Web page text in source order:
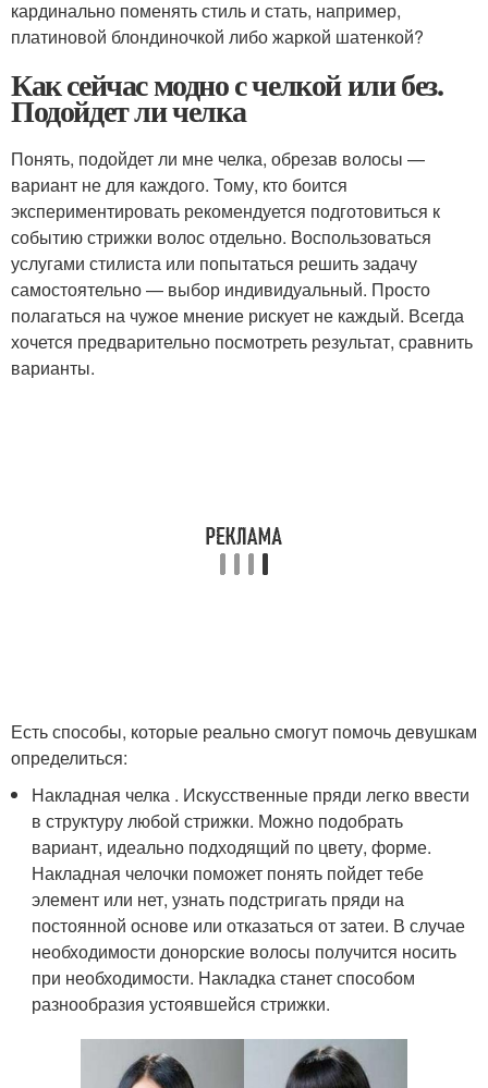
кардинально поменять стиль и стать, например,
платиновой блондиночкой либо жаркой шатенкой?
Как сейчас модно с челкой или без.
Подойдет ли челка
Понять, подойдет ли мне челка, обрезав волосы —
вариант не для каждого. Тому, кто боится
экспериментировать рекомендуется подготовиться к
событию стрижки волос отдельно. Воспользоваться
услугами стилиста или попытаться решить задачу
самостоятельно — выбор индивидуальный. Просто
полагаться на чужое мнение рискует не каждый. Всегда
хочется предварительно посмотреть результат, сравнить
варианты.
Есть способы, которые реально смогут помочь девушкам
определиться:
Накладная челка . Искусственные пряди легко ввести
в структуру любой стрижки. Можно подобрать
вариант, идеально подходящий по цвету, форме.
Накладная челочки поможет понять пойдет тебе
элемент или нет, узнать подстригать пряди на
постоянной основе или отказаться от затеи. В случае
необходимости донорские волосы получится носить
при необходимости. Накладка станет способом
разнообразия устоявшейся стрижки.